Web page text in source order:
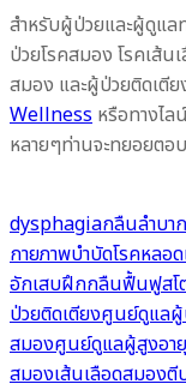
สำหรับผู้ป่วยและผู้ดูแล
ป่วยโรคสมอง โรคเส้
สมอง และผู้ป่วยติดเตีย
Wellness หรือทางไลน์
หลายๆท่านจะทยอยตอ
dysphagiaกลืนลำบาก
กายภาพบำบัดโรคหลอ
อักเสบฝึกกลืนฟื้นฟูสโ
ป่วยติดเตียงศูนย์ดูแลผู้
สมองศูนย์ดูแลผู้สูงอายุ
สมองเส้นเลือดสมองตี